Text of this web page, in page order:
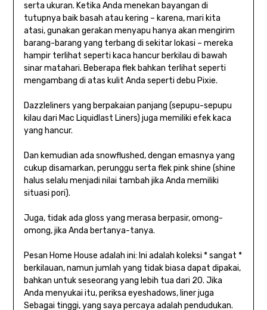
serta ukuran. Ketika Anda menekan bayangan di
tutupnya baik basah atau kering – karena, mari kita
atasi, gunakan gerakan menyapu hanya akan mengirim
barang-barang yang terbang di sekitar lokasi – mereka
hampir terlihat seperti kaca hancur berkilau di bawah
sinar matahari. Beberapa flek bahkan terlihat seperti
mengambang di atas kulit Anda seperti debu Pixie.
Dazzleliners yang berpakaian panjang (sepupu-sepupu
kilau dari Mac Liquidlast Liners) juga memiliki efek kaca
yang hancur.
Dan kemudian ada snowflushed, dengan emasnya yang
cukup disamarkan, perunggu serta flek pink shine (shine
halus selalu menjadi nilai tambah jika Anda memiliki
situasi pori).
Juga, tidak ada gloss yang merasa berpasir, omong-
omong, jika Anda bertanya-tanya.
Pesan Home House adalah ini: Ini adalah koleksi * sangat *
berkilauan, namun jumlah yang tidak biasa dapat dipakai,
bahkan untuk seseorang yang lebih tua dari 20. Jika
Anda menyukai itu, periksa eyeshadows, liner juga
Sebagai tinggi, yang saya percaya adalah pendudukan.